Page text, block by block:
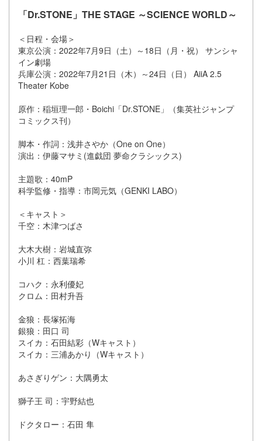
「Dr.STONE」THE STAGE ～SCIENCE WORLD～
＜日程・会場＞
東京公演：2022年7月9日（土）～18日（月・祝） サンシャ
イン劇場
兵庫公演：2022年7月21日（木）～24日（日） AiiA 2.5
Theater Kobe
原作：稲垣理一郎・Boichi「Dr.STONE」（集英社ジャンプ
コミックス刊）
脚本・作詞：浅井さやか（One on One）
演出：伊藤マサミ(進戯団 夢命クラシックス)
主題歌：40mP
科学監修・指導：市岡元気（GENKI LABO）
＜キャスト＞
千空：木津つばさ
大木大樹：岩城直弥
小川 杠：西葉瑞希
コハク：永利優妃
クロム：田村升吾
金狼：長塚拓海
銀狼：田口 司
スイカ：石田結彩（Wキャスト）
スイカ：三浦あかり（Wキャスト）
あさぎりゲン：大隅勇太
獅子王 司：宇野結也
ドクタロー：石田 隼